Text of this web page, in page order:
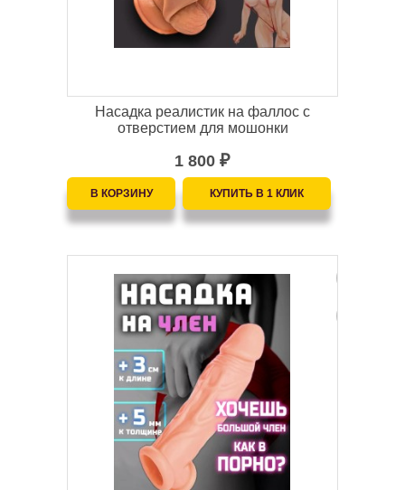
Насадка реалистик на фаллос с
отверстием для мошонки
1 800 ₽